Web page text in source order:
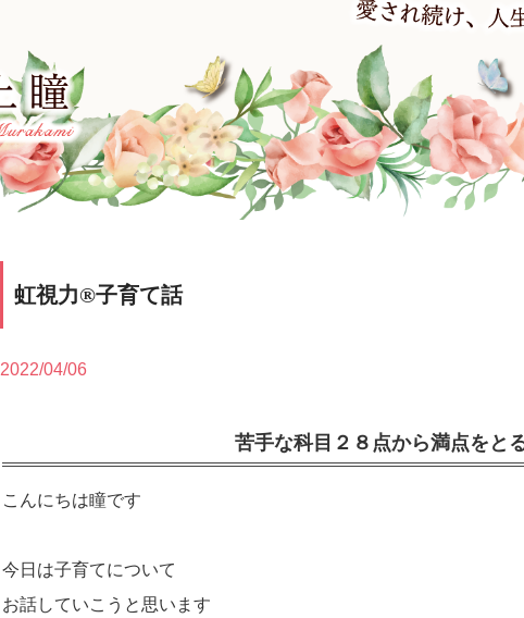
虹視力®️子育て話
2022/04/06
苦手な科目２８点から満点をと
こんにちは瞳です
今日は子育てについて
お話していこうと思います